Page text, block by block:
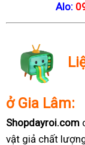
Alo:
ở Gia Lâm:
Shopdayroi.com
vật giả chất